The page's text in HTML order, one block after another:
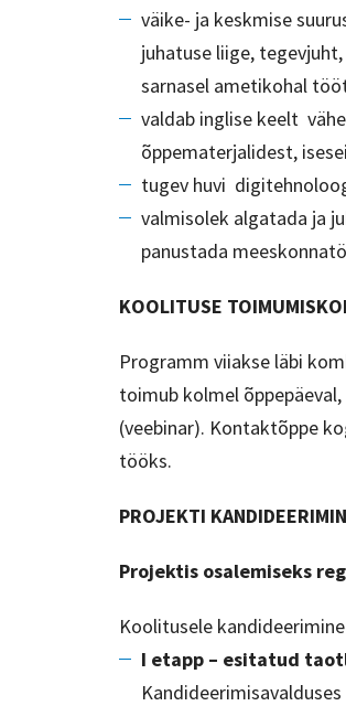
väike- ja keskmise
juhatuse liige,
sarnasel ametikohal
valdab inglise keelt
õppematerjalidest,
tugev huvi
valmisolek algatada ja
panustada
KOOLITUSE
Programm viiakse läbi
toimub kolmel
(veebinar). Kontaktõppe
tööks.
PROJEKTI
Projektis osalemiseks
Koolitusele
I etapp – esitatud